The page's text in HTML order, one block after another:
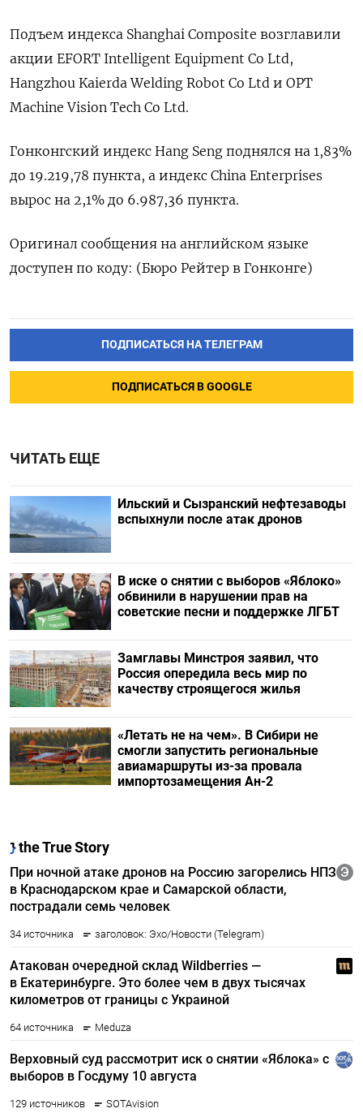
Подъем индекса Shanghai Composite возглавили
акции EFORT Intelligent Equipment Co Ltd,
Hangzhou Kaierda Welding Robot Co Ltd и OPT
Machine Vision Tech Co Ltd.
Гонконгский индекс Hang Seng поднялся на 1,83%
до 19.219,78​ пункта, а индекс China Enterprises
вырос на 2,1% до 6.987,36 пункта.
Оригинал сообщения на английском языке
доступен по коду: (Бюро Рейтер в Гонконге)
ПОДПИСАТЬСЯ НА ТЕЛЕГРАМ
ПОДПИСАТЬСЯ В GOOGLE
ЧИТАТЬ ЕЩЕ
Ильский и Сызранский нефтезаводы
вспыхнули после атак дронов
В иске о снятии с выборов «Яблоко»
обвинили в нарушении прав на
советские песни и поддержке ЛГБТ
Замглавы Минстроя заявил, что
Россия опередила весь мир по
качеству строящегося жилья
«Летать не на чем». В Сибири не
смогли запустить региональные
авиамаршруты из-за провала
импортозамещения Ан-2